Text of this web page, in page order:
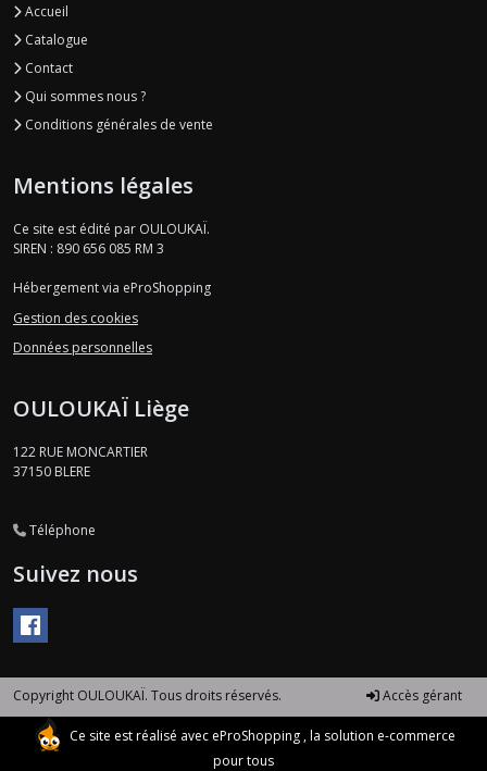
Accueil
Catalogue
Contact
Qui sommes nous ?
Conditions générales de vente
Mentions légales
Ce site est édité par OULOUKAÏ.
SIREN : 890 656 085 RM 3
Hébergement via eProShopping
Gestion des cookies
Données personnelles
OULOUKAÏ Liège
122 RUE MONCARTIER
37150 BLERE
Téléphone
Suivez nous
Copyright OULOUKAÏ. Tous droits réservés. Accès gérant
Ce site est réalisé avec eProShopping , la solution e-commerce
pour tous